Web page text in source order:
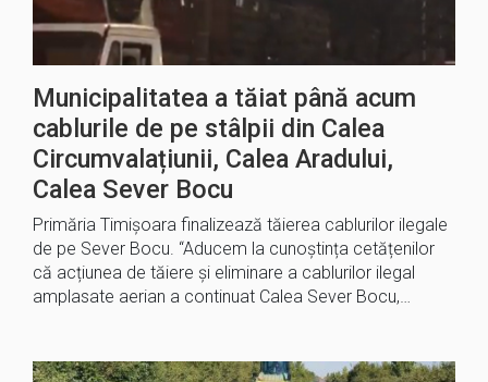
Municipalitatea a tăiat până acum
cablurile de pe stâlpii din Calea
Circumvalațiunii, Calea Aradului,
Calea Sever Bocu
Primăria Timișoara finalizează tăierea cablurilor ilegale
de pe Sever Bocu. “Aducem la cunoștința cetățenilor
că acțiunea de tăiere și eliminare a cablurilor ilegal
amplasate aerian a continuat Calea Sever Bocu,…